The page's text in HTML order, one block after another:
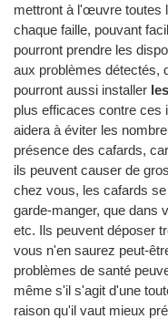
mettront à l'œuvre toutes
chaque faille, pouvant
pourront prendre les
aux problèmes détectés,
pourront aussi installer
plus efficaces contre ces
aidera à éviter les
présence des cafards,
ils peuvent causer de
chez vous, les cafards
garde-manger, que dans
etc. Ils peuvent déposer
vous n'en saurez peut-
problèmes de santé
même s'il s'agit d'une
raison qu'il vaut mieux